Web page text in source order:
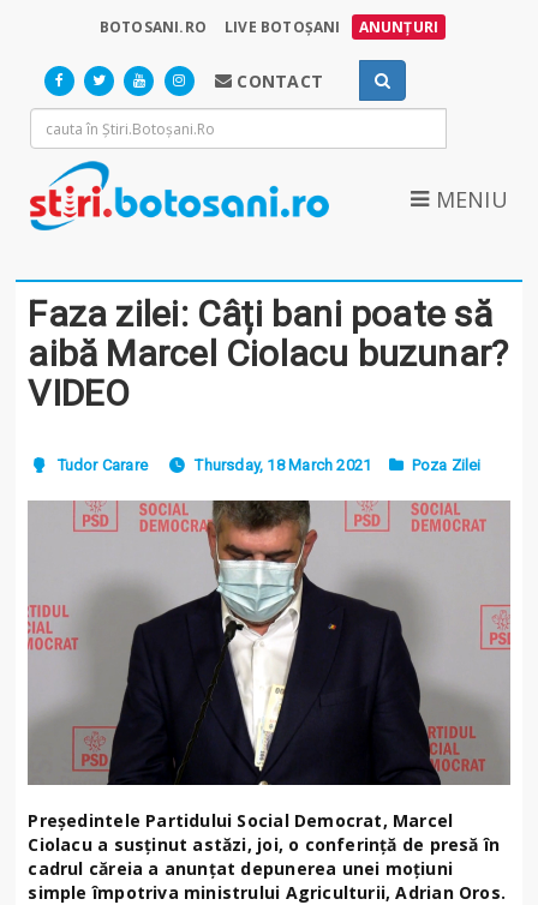
BOTOSANI.RO LIVE BOTOȘANI ANUNȚURI
CONTACT
MENIU
Faza zilei: Câți bani poate să
aibă Marcel Ciolacu buzunar?
VIDEO
Tudor Carare Thursday, 18 March 2021 Poza Zilei
Președintele Partidului Social Democrat, Marcel
Ciolacu a susținut astăzi, joi, o conferință de presă în
cadrul căreia a anunțat depunerea unei moțiuni
simple împotriva ministrului Agriculturii, Adrian Oros.